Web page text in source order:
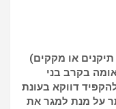
או מקקים)
בקרב בני
דווקא בעונת
על מנת למגר את